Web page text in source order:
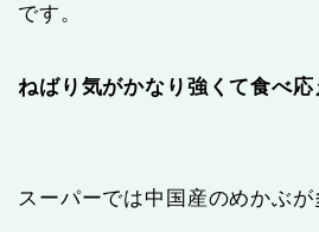
です。
ねばり気がかなり強くて食べ応
スーパーでは中国産のめかぶが